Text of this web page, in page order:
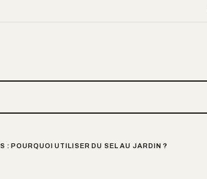
: POURQUOI UTILISER DU SEL AU JARDIN ?